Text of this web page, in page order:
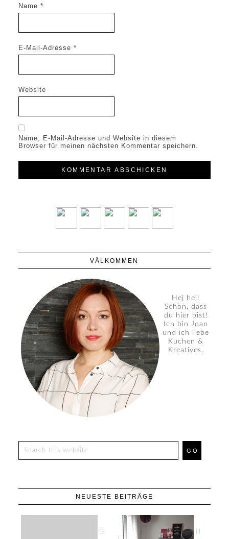
Name *
E-Mail-Adresse *
Website
Name, E-Mail-Adresse und Website in diesem
Browser für meinen nächsten Kommentar speichern.
VÄLKOMMEN
Hej hej!
Schön, dass
du hier bist!
Ich bin Joan
und ich liebe
Kuchen &
Kreatives.
NEUESTE BEITRÄGE
G